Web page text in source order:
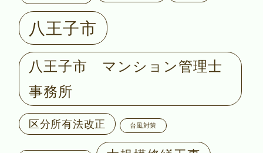
八王子市
八王子市 マンション管理士
事務所
区分所有法改正 台風対策